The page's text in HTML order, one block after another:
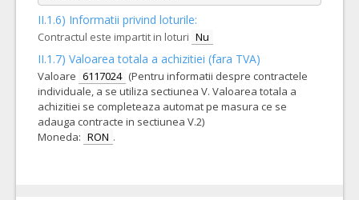
II.1.6) Informatii privind loturile:
Contractul este impartit in loturi Nu
II.1.7) Valoarea totala a achizitiei (fara TVA)
Valoare 6117024 (Pentru informatii despre contractele
individuale, a se utiliza sectiunea V. Valoarea totala a
achizitiei se completeaza automat pe masura ce se
adauga contracte in sectiunea V.2)
Moneda: RON .